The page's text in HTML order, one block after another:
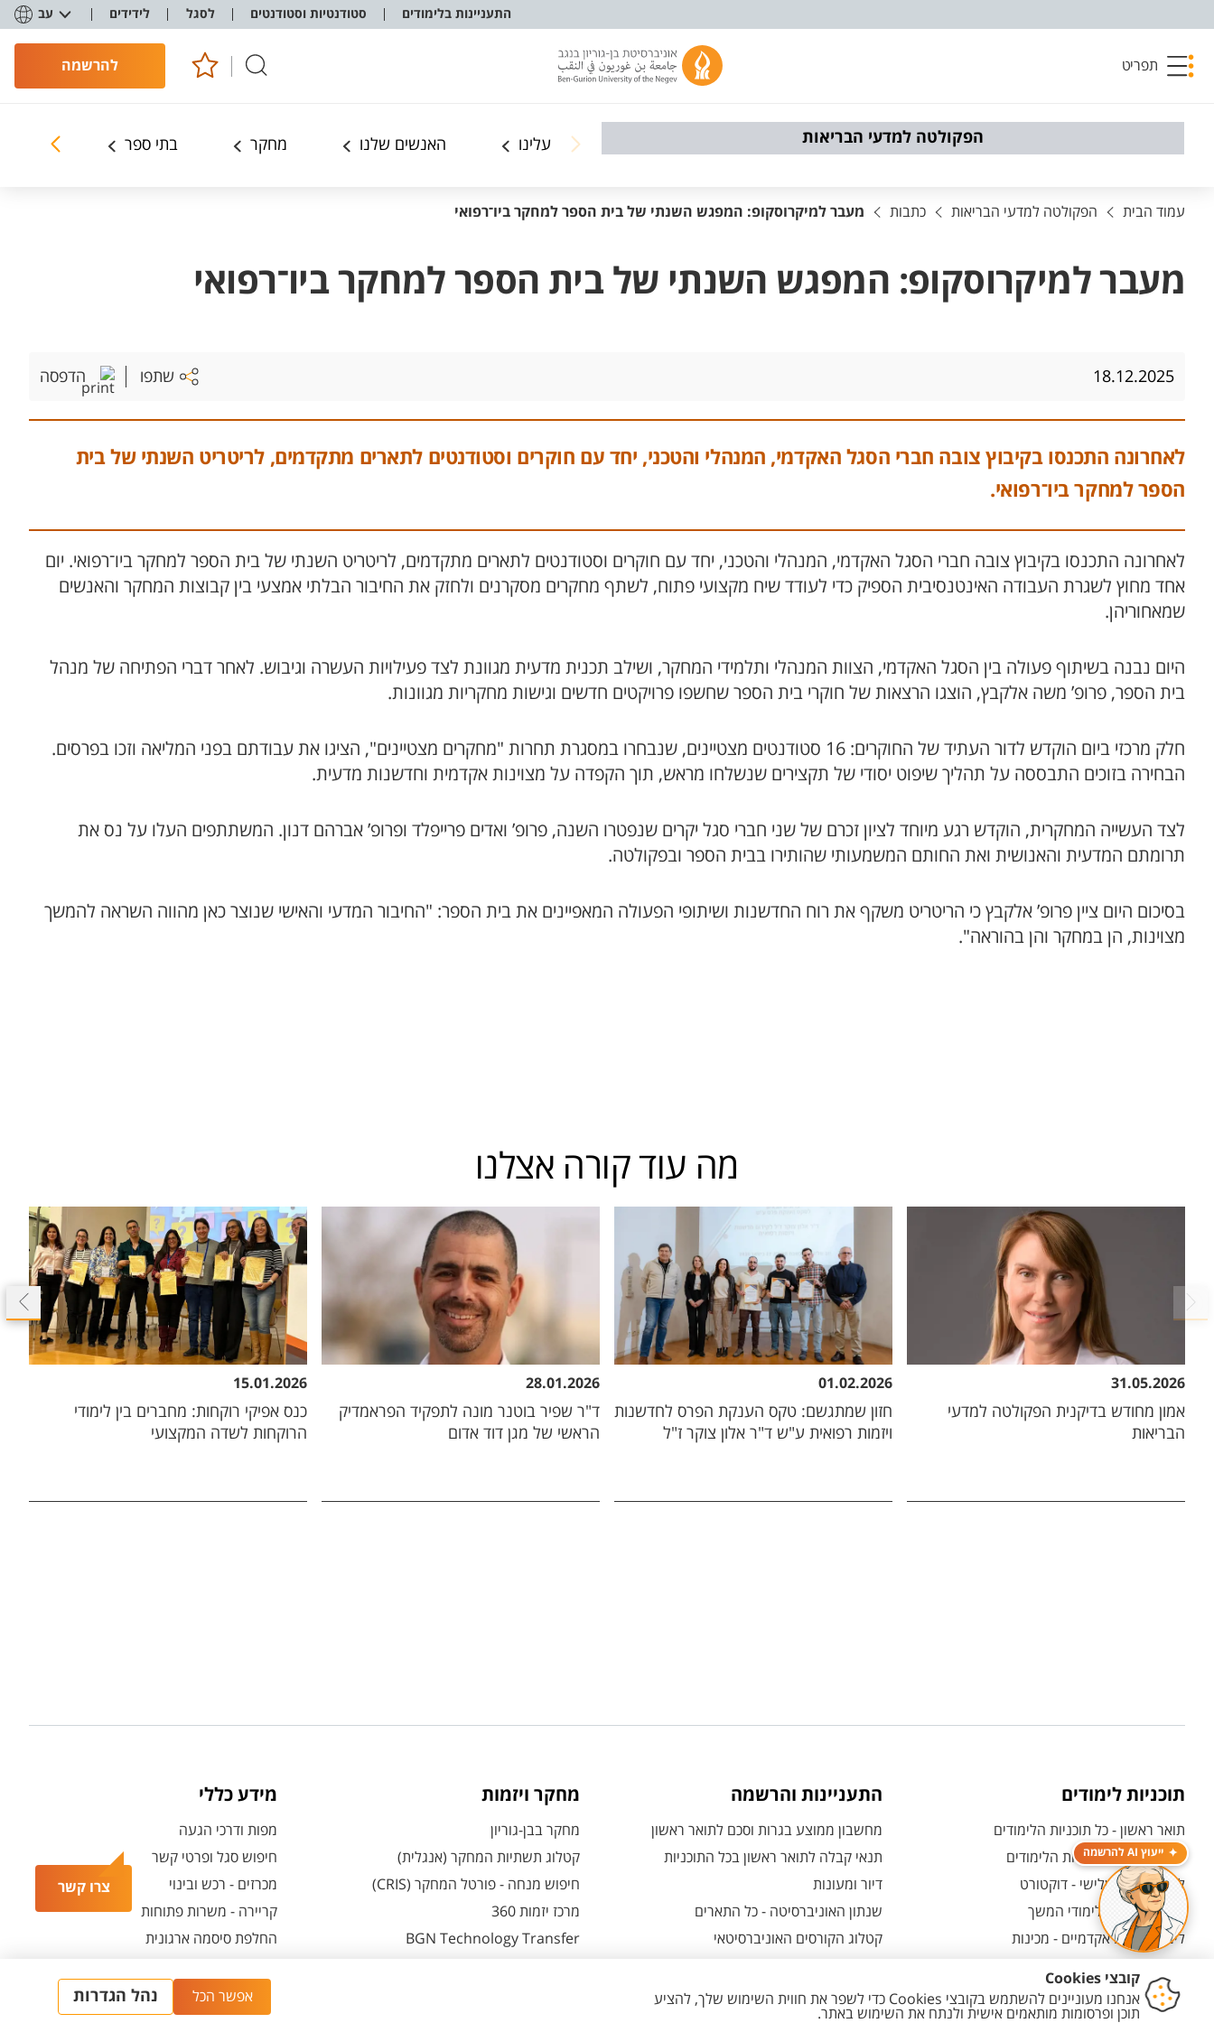
התעניינות בלימודים סטודנטיות וסטודנטים לסגל לידידים עב
תפריט להרשמה
הפקולטה למדעי הבריאות עלינו האנשים שלנו מחקר בתי ספר ללמוד
צרו קשר
ייעוץ AI להרשמה
עמוד הבית הפקולטה למדעי הבריאות כתבות מעבר למיקרוסקופ: המפגש השנתי של בית הספר למחקר ביו־רפואי
מעבר למיקרוסקופ: המפגש השנתי של בית הספר למחקר ביו־רפואי
18.12.2025 שתפו הדפסה
לאחרונה התכנסו בקיבוץ צובה חברי הסגל האקדמי, המנהלי והטכני, יחד עם חוקרים וסטודנטים לתארים מתקדמים, לריטריט השנתי של בית
הספר למחקר ביו־רפואי.
לאחרונה התכנסו בקיבוץ צובה חברי הסגל האקדמי, המנהלי והטכני, יחד עם חוקרים וסטודנטים לתארים מתקדמים, לריטריט השנתי של בית הספר למחקר ביו־רפואי. יום
אחד מחוץ לשגרת העבודה האינטנסיבית הספיק כדי לעודד שיח מקצועי פתוח, לשתף מחקרים מסקרנים ולחזק את החיבור הבלתי אמצעי בין קבוצות המחקר והאנשים
שמאחוריהן.
היום נבנה בשיתוף פעולה בין הסגל האקדמי, הצוות המנהלי ותלמידי המחקר, ושילב תכנית מדעית מגוונת לצד פעילויות העשרה וגיבוש. לאחר דברי הפתיחה של מנהל
בית הספר, פרופ’ משה אלקבץ, הוצגו הרצאות של חוקרי בית הספר שחשפו פרויקטים חדשים וגישות מחקריות מגוונות.
חלק מרכזי ביום הוקדש לדור העתיד של החוקרים: 16 סטודנטים מצטיינים, שנבחרו במסגרת תחרות "מחקרים מצטיינים", הציגו את עבודתם בפני המליאה וזכו בפרסים.
הבחירה בזוכים התבססה על תהליך שיפוט יסודי של תקצירים שנשלחו מראש, תוך הקפדה על מצוינות אקדמית וחדשנות מדעית.
לצד העשייה המחקרית, הוקדש רגע מיוחד לציון זכרם של שני חברי סגל יקרים שנפטרו השנה, פרופ’ ואדים פרייפלד ופרופ’ אברהם דנון. המשתתפים העלו על נס את
תרומתם המדעית והאנושית ואת החותם המשמעותי שהותירו בבית הספר ובפקולטה.
בסיכום היום ציין פרופ’ אלקבץ כי הריטריט משקף את רוח החדשנות ושיתופי הפעולה המאפיינים את בית הספר: "החיבור המדעי והאישי שנוצר כאן מהווה השראה להמשך
מצוינות, הן במחקר והן בהוראה".
מה עוד קורה אצלנו
31.05.2026
אמון מחודש בדיקנית הפקולטה למדעי
הבריאות
01.02.2026
חזון שמתגשם: טקס הענקת הפרס לחדשנות
ויזמות רפואית ע"ש ד"ר אלון צוקר ז"ל
28.01.2026
ד"ר שפיר בוטנר מונה לתפקיד הפראמדיק
הראשי של מגן דוד אדום
15.01.2026
כנס אפיקי רוקחות: מחברים בין לימודי
הרוקחות לשדה המקצועי
תוכניות לימודים
תואר ראשון - כל תוכניות הלימודים
תואר שני - כל תוכניות הלימודים
לימודי תואר שלישי - דוקטורט
לימודי תעודה ולימודי המשך
לימודים קדם אקדמיים - מכינות
תוכניות בין-לאומיות
התעניינות והרשמה
מחשבון ממוצע בגרות וסכם לתואר ראשון
תנאי קבלה לתואר ראשון בכל התוכניות
דיור ומעונות
שנתון האוניברסיטה - כל התארים
קטלוג הקורסים האוניברסיטאי
אחרי שהתקבלת - כל מה שצריך לדעת
מחקר ויזמות
מחקר בבן-גוריון
קטלוג תשתיות המחקר (אנגלית)
חיפוש מנחה - פורטל המחקר (CRIS)
מרכז יזמות 360
BGN Technology Transfer
מידע כללי
מפות ודרכי הגעה
חיפוש סגל ופרטי קשר
מכרזים - רכש ובינוי
קריירה - משרות פתוחות
החלפת סיסמה ארגונית
חירום